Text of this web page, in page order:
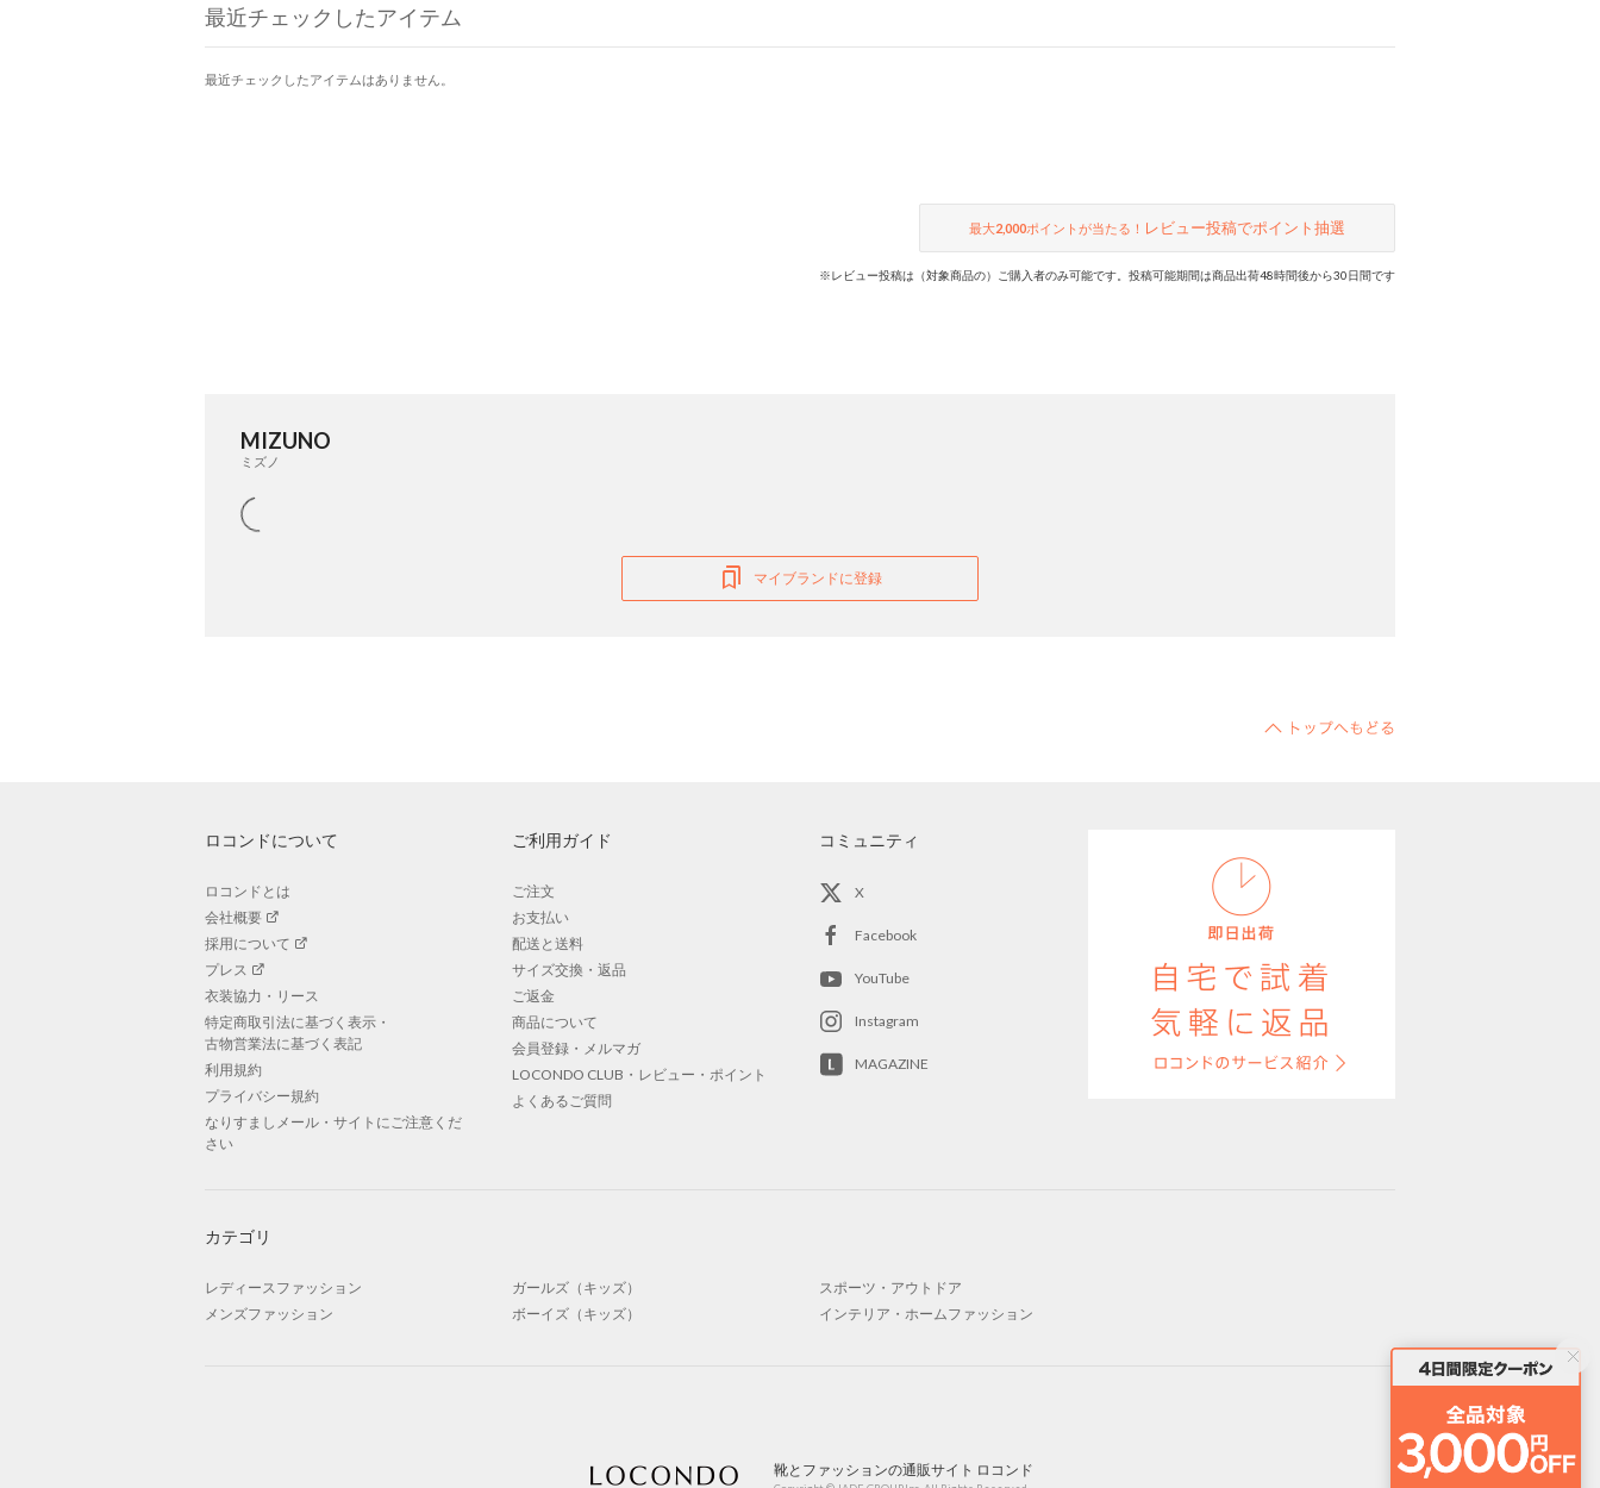
最近チェックしたアイテム
最近チェックしたアイテムはありません。
最大2,000ポイントが当たる！ レビュー投稿でポイント抽選
※レビュー投稿は（対象商品の）ご購入者のみ可能です。投稿可能期間は商品出荷48時間後から30日間です
MIZUNO
ミズノ
マイブランドに登録
ロコンドについて
ロコンドとは
会社概要
採用について
プレス
衣装協力・リース
特定商取引法に基づく表示・
古物営業法に基づく表記
利用規約
プライバシー規約
なりすましメール・サイトにご注意くだ
さい
ご利用ガイド
ご注文
お支払い
配送と送料
サイズ交換・返品
ご返金
商品について
会員登録・メルマガ
LOCONDO CLUB・レビュー・ポイント
よくあるご質問
コミュニティ
X
Facebook
YouTube
Instagram
MAGAZINE
カテゴリ
レディースファッション
メンズファッション
ガールズ（キッズ）
ボーイズ（キッズ）
スポーツ・アウトドア
インテリア・ホームファッション
靴とファッションの通販サイト ロコンド